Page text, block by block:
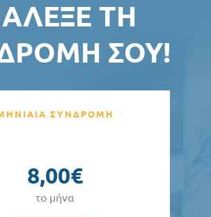
ΤΗ
ΣΟΥ!
ΣΥΝΔΡΟΜΗ
8,00€
το μήνα